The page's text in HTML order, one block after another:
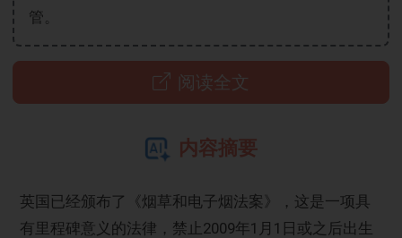
管。
阅读全文
内容摘要
英国已经颁布了《烟草和电子烟法案》，这是一项具
有里程碑意义的法律，禁止2009年1月1日或之后出生